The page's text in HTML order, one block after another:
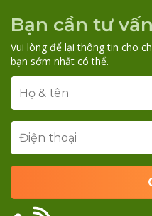
Bạn cần tư
Vui lòng để lại thông tin cho
bạn sớm nhất có thể.